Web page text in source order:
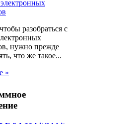
разобраться с
нужно прежде
что же такое...
»